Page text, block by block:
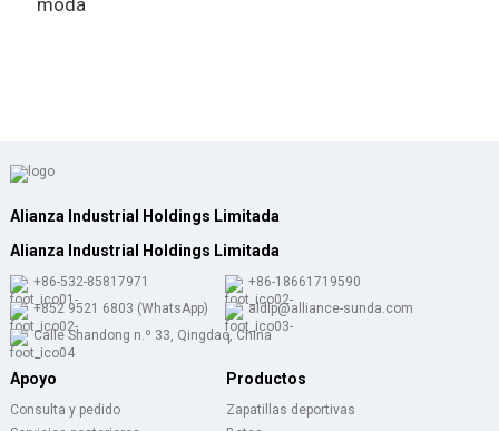
moda
Alianza Industrial Holdings Limitada
Alianza Industrial Holdings Limitada
+86-532-85817971
+86-18661719590
+852 9521 6803 (WhatsApp)
aldlp@alliance-sunda.com
Calle Shandong n.º 33, Qingdao, China
Apoyo
Consulta y pedido
Productos
Zapatillas deportivas